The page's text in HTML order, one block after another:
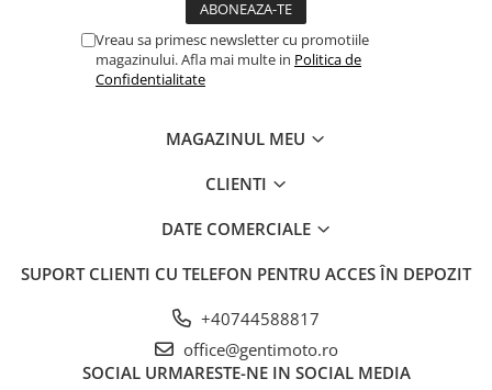
Vreau sa primesc newsletter cu promotiile
magazinului. Afla mai multe in Politica de
Confidentialitate
MAGAZINUL MEU
CLIENTI
DATE COMERCIALE
SUPORT CLIENTI CU TELEFON PENTRU ACCES ÎN DEPOZIT
+40744588817
office@gentimoto.ro
SOCIAL URMARESTE-NE IN SOCIAL MEDIA